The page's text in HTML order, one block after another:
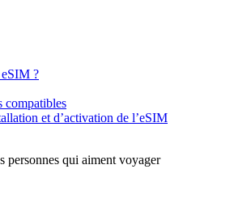
eSIM ?
compatibles
et d’activation de l’eSIM
personnes qui aiment voyager